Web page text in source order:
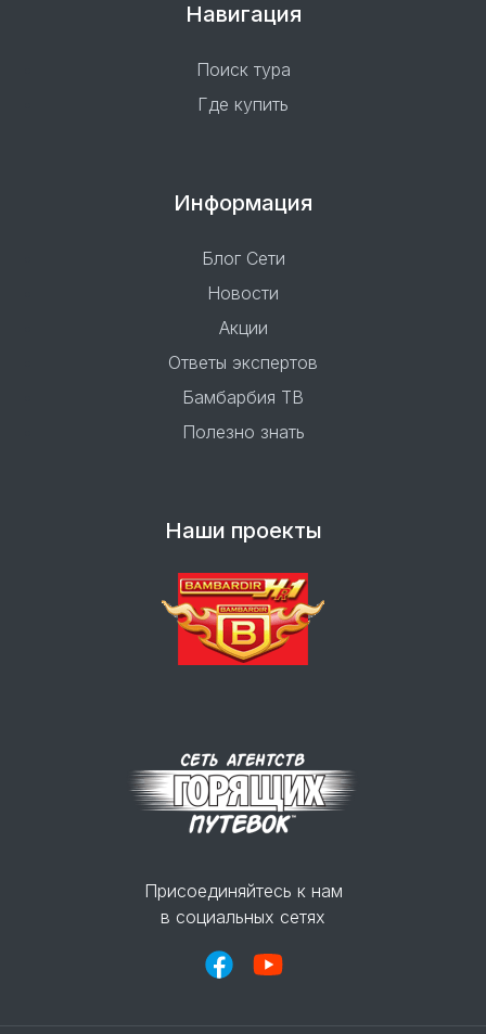
Навигация
Поиск тура
Где купить
Информация
Блог Сети
Новости
Акции
Ответы экспертов
Бамбарбия ТВ
Полезно знать
Наши проекты
Присоединяйтесь к нам
в социальных сетях